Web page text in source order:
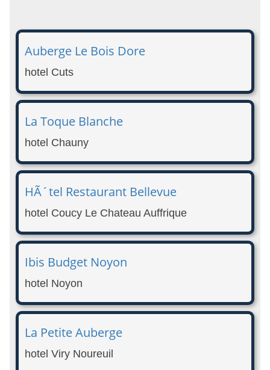
Auberge Le Bois Dore
hotel Cuts
La Toque Blanche
hotel Chauny
HÃ´tel Restaurant Bellevue
hotel Coucy Le Chateau Auffrique
Ibis Budget Noyon
hotel Noyon
La Petite Auberge
hotel Viry Noureuil